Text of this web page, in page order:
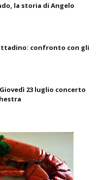
la storia di Angelo
confronto con gli
23 luglio concerto